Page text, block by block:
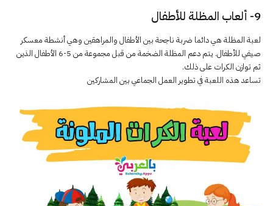
9- ألعاب المظلة للأطفال
لعبة المظلة هي دائما ضربة ناجحة بين الأطفال والمراهقين وهي أنشطة معسكر
صيفي للأطفال. يتم دعم المظلة الضخمة من قبل مجموعة من 5-6 الأطفال الذين
ثم توازن الكرات على ذلك.
تساعد هذه اللعبة في تطوير العمل الجماعي بين المشاركين